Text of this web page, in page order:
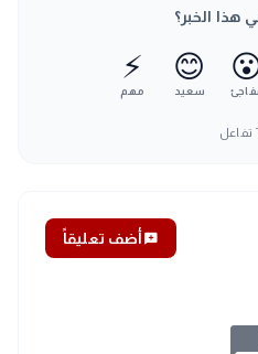
هذا الخبر؟
😊
سعيد
⚡
مهم
تفاعل
add_commentأضف تعليقاً